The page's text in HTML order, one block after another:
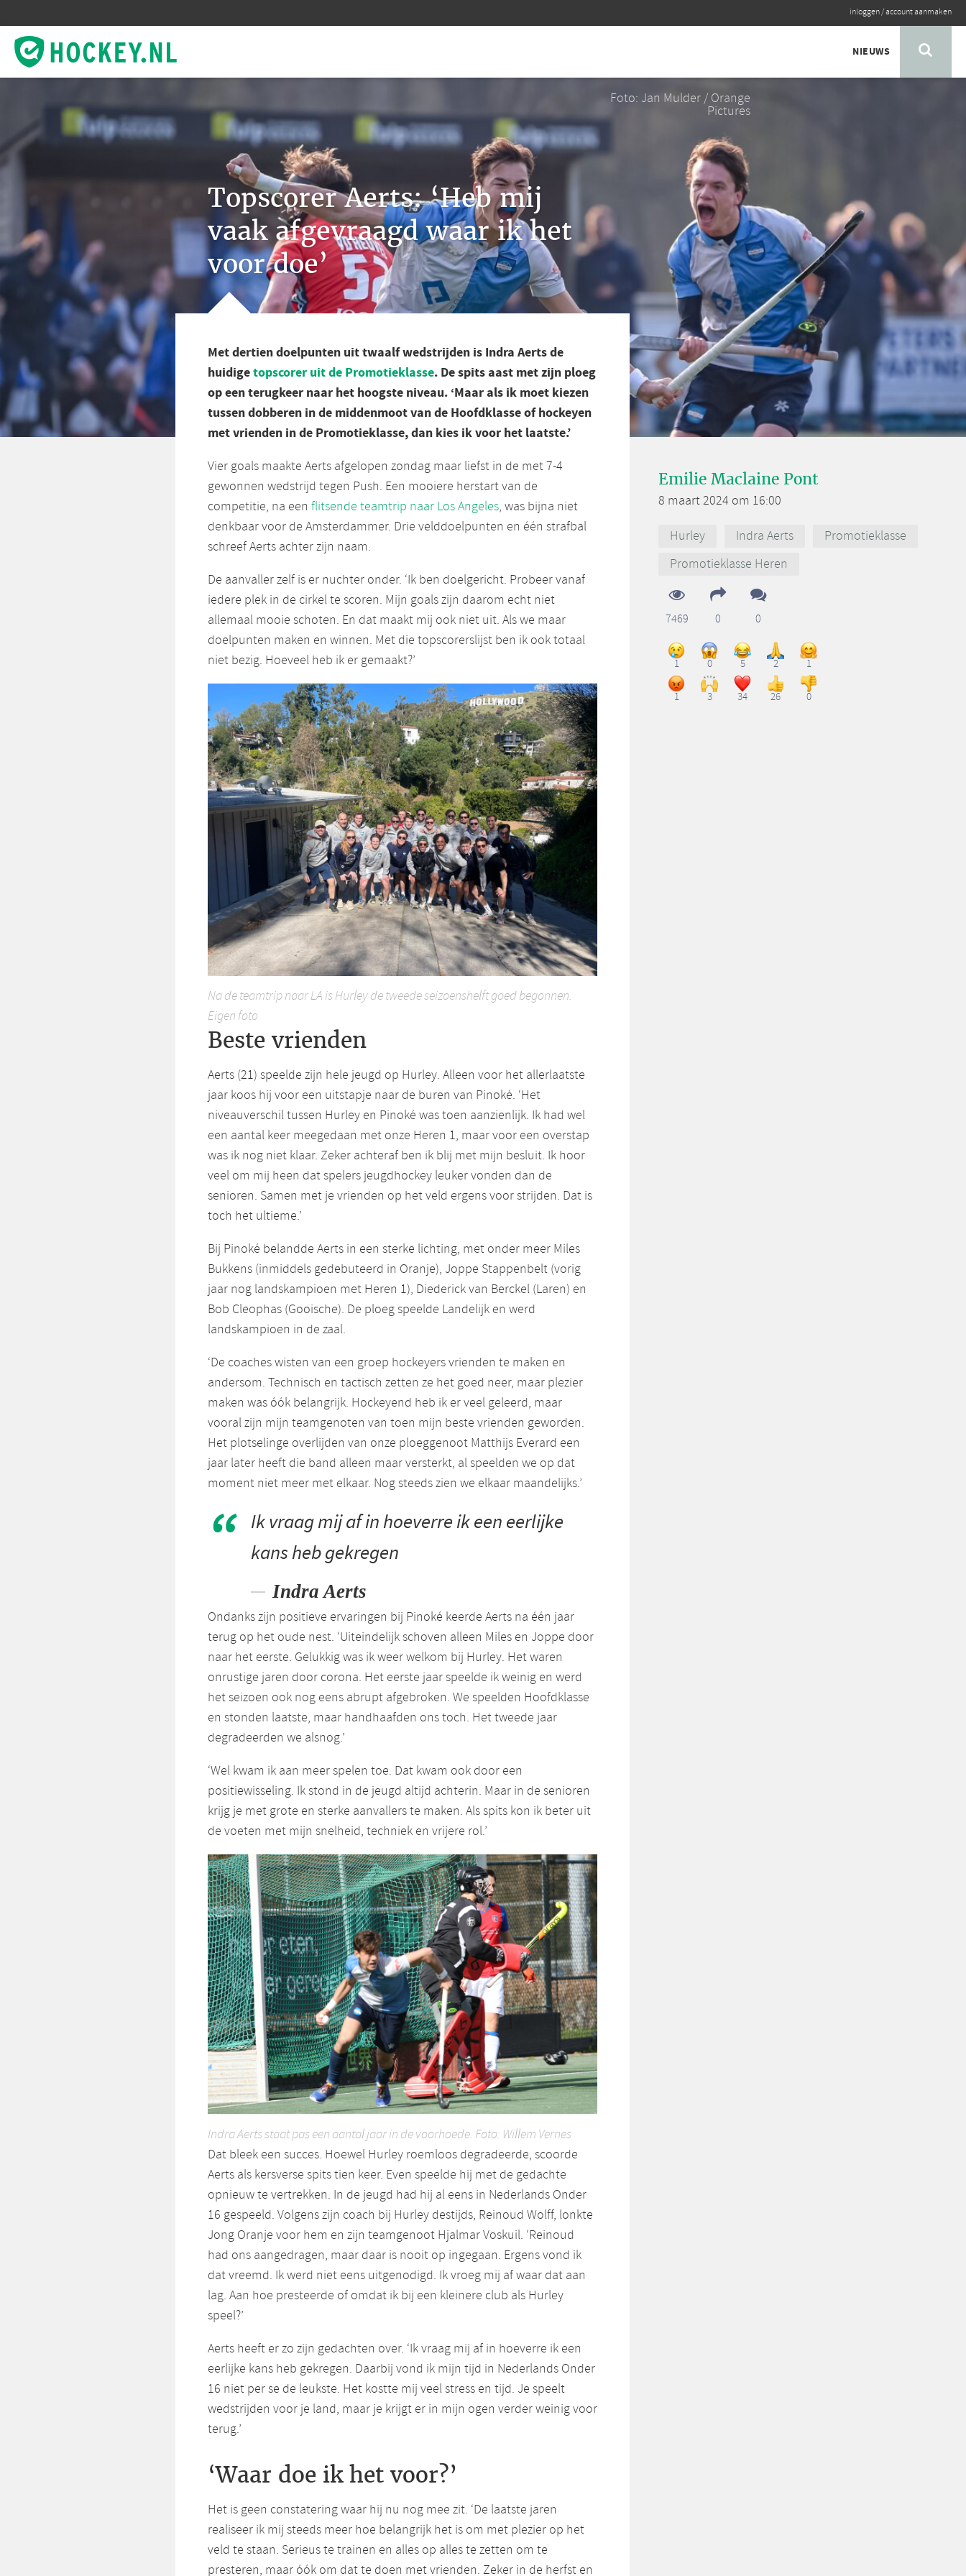
inloggen/account aanmaken
NIEUWS
Foto: Jan Mulder / Orange
Pictures
Topscorer Aerts: ‘Heb mij
vaak afgevraagd waar ik het
voor doe’
Met dertien doelpunten uit twaalf wedstrijden is Indra Aerts de
huidigetopscorer uit de Promotieklasse. De spits aast met zijn ploeg
op een terugkeer naar het hoogste niveau. ‘Maar als ik moet kiezen
tussen dobberen in de middenmoot van de Hoofdklasse of hockeyen
met vrienden in de Promotieklasse, dan kies ik voor het laatste.’
Vier goals maakte Aerts afgelopen zondag maar liefst in de met 7-4
gewonnen wedstrijd tegen Push. Een mooiere herstart van de
competitie, na een flitsende teamtrip naar Los Angeles, was bijna niet
denkbaar voor de Amsterdammer. Drie velddoelpunten en één strafbal
schreef Aerts achter zijn naam.
De aanvaller zelf is er nuchter onder. ‘Ik ben doelgericht. Probeer vanaf
iedere plek in de cirkel te scoren. Mijn goals zijn daarom echt niet
allemaal mooie schoten. En dat maakt mij ook niet uit. Als we maar
doelpunten maken en winnen. Met die topscorerslijst ben ik ook totaal
niet bezig. Hoeveel heb ik er gemaakt?’
Na de teamtrip naar LA is Hurley de tweede seizoenshelft goed begonnen.
Eigen foto
Beste vrienden
Aerts (21) speelde zijn hele jeugd op Hurley. Alleen voor het allerlaatste
jaar koos hij voor een uitstapje naar de buren van Pinoké. ‘Het
niveauverschil tussen Hurley en Pinoké was toen aanzienlijk. Ik had wel
een aantal keer meegedaan met onze Heren 1, maar voor een overstap
was ik nog niet klaar. Zeker achteraf ben ik blij met mijn besluit. Ik hoor
veel om mij heen dat spelers jeugdhockey leuker vonden dan de
senioren. Samen met je vrienden op het veld ergens voor strijden. Dat is
toch het ultieme.’
Bij Pinoké belandde Aerts in een sterke lichting, met onder meer Miles
Bukkens (inmiddels gedebuteerd in Oranje), Joppe Stappenbelt (vorig
jaar nog landskampioen met Heren 1), Diederick van Berckel (Laren) en
Bob Cleophas (Gooische). De ploeg speelde Landelijk en werd
landskampioen in de zaal.
‘De coaches wisten van een groep hockeyers vrienden te maken en
andersom. Technisch en tactisch zetten ze het goed neer, maar plezier
maken was óók belangrijk. Hockeyend heb ik er veel geleerd, maar
vooral zijn mijn teamgenoten van toen mijn beste vrienden geworden.
Het plotselinge overlijden van onze ploeggenoot Matthijs Everard een
jaar later heeft die band alleen maar versterkt, al speelden we op dat
moment niet meer met elkaar. Nog steeds zien we elkaar maandelijks.’
Ik vraag mij af in hoeverre ik een eerlijke
kans heb gekregen
Indra Aerts
Ondanks zijn positieve ervaringen bij Pinoké keerde Aerts na één jaar
terug op het oude nest. ‘Uiteindelijk schoven alleen Miles en Joppe door
naar het eerste. Gelukkig was ik weer welkom bij Hurley. Het waren
onrustige jaren door corona. Het eerste jaar speelde ik weinig en werd
het seizoen ook nog eens abrupt afgebroken. We speelden Hoofdklasse
en stonden laatste, maar handhaafden ons toch. Het tweede jaar
degradeerden we alsnog.’
‘Wel kwam ik aan meer spelen toe. Dat kwam ook door een
positiewisseling. Ik stond in de jeugd altijd achterin. Maar in de senioren
krijg je met grote en sterke aanvallers te maken. Als spits kon ik beter uit
de voeten met mijn snelheid, techniek en vrijere rol.’
Indra Aerts staat pas een aantal jaar in de voorhoede. Foto: Willem Vernes
Dat bleek een succes. Hoewel Hurley roemloos degradeerde, scoorde
Aerts als kersverse spits tien keer. Even speelde hij met de gedachte
opnieuw te vertrekken. In de jeugd had hij al eens in Nederlands Onder
16 gespeeld. Volgens zijn coach bij Hurley destijds, Reinoud Wolff, lonkte
Jong Oranje voor hem en zijn teamgenoot Hjalmar Voskuil. ‘Reinoud
had ons aangedragen, maar daar is nooit op ingegaan. Ergens vond ik
dat vreemd. Ik werd niet eens uitgenodigd. Ik vroeg mij af waar dat aan
lag. Aan hoe presteerde of omdat ik bij een kleinere club als Hurley
speel?’
Aerts heeft er zo zijn gedachten over. ‘Ik vraag mij af in hoeverre ik een
eerlijke kans heb gekregen. Daarbij vond ik mijn tijd in Nederlands Onder
16 niet per se de leukste. Het kostte mij veel stress en tijd. Je speelt
wedstrijden voor je land, maar je krijgt er in mijn ogen verder weinig voor
terug.’
‘Waar doe ik het voor?’
Het is geen constatering waar hij nu nog mee zit. ‘De laatste jaren
realiseer ik mij steeds meer hoe belangrijk het is om met plezier op het
veld te staan. Serieus te trainen en alles op alles te zetten om te
presteren, maar óók om dat te doen met vrienden. Zeker in de herfst en
Emilie Maclaine Pont
8 maart 2024 om 16:00
Hurley Indra Aerts
Promotieklasse
Promotieklasse Heren
7469 0 0
1 0 5 2 1
1 3 34 26 0